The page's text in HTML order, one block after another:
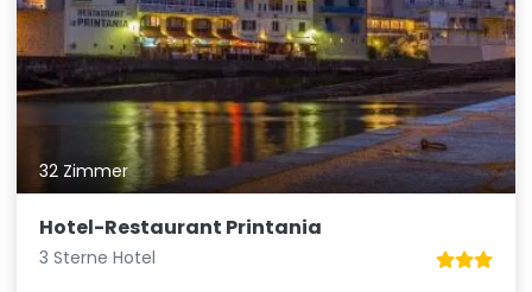
32 Zimmer
Hotel-Restaurant Printania
3 Sterne Hotel